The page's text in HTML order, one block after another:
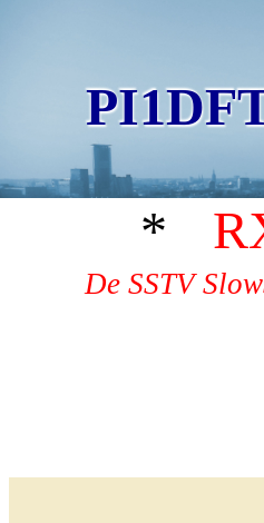
*
De SSTV